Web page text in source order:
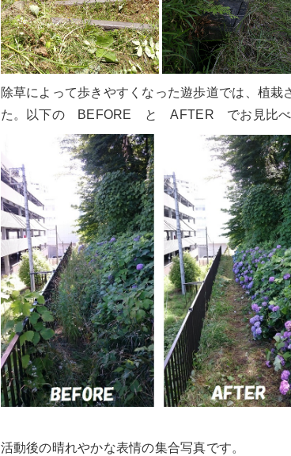
除草によって歩きやすくなった遊歩道では、植
た。以下の BEFORE と AFTER でお見比べ
活動後の晴れやかな表情の集合写真です。